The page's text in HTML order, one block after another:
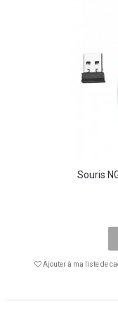
Souris
Ajouter à ma liste de